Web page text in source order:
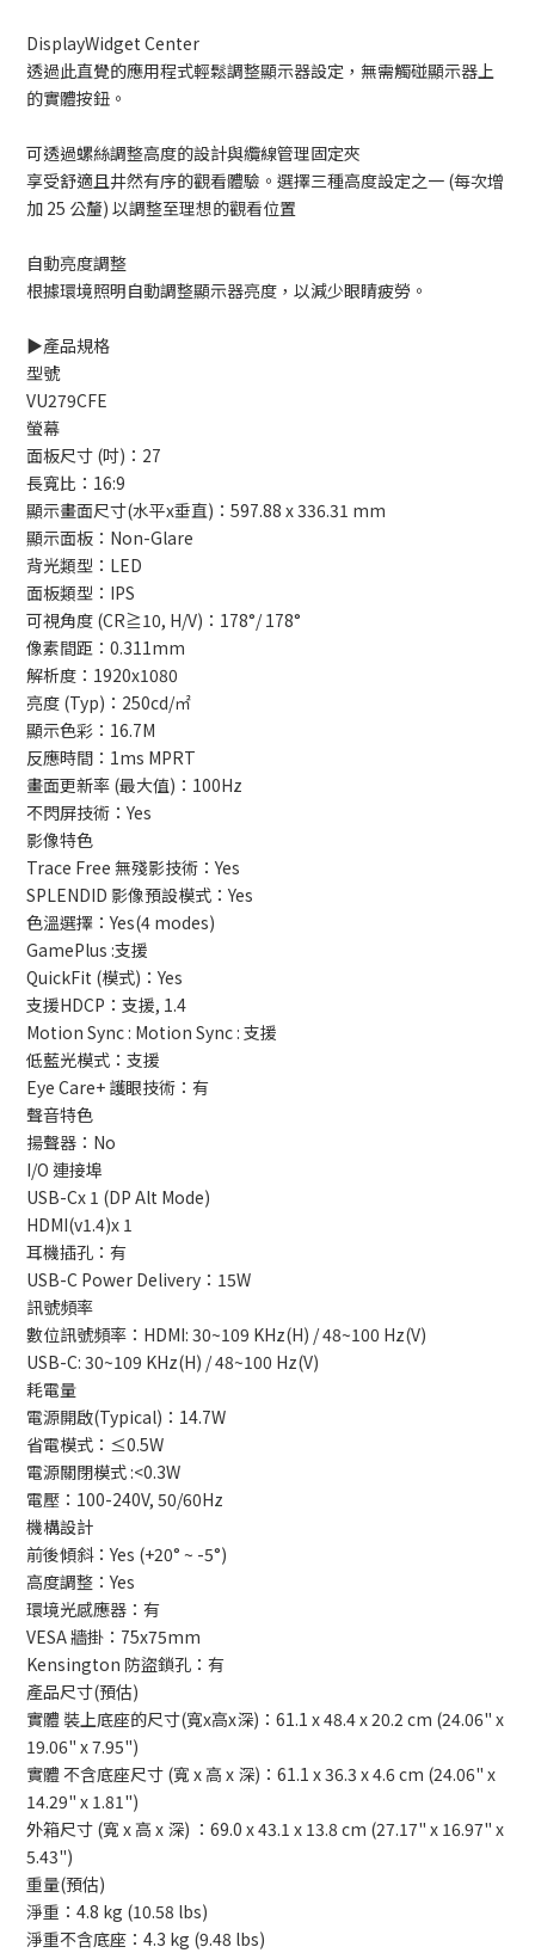
DisplayWidget Center
透過此直覺的應用程式輕鬆調整顯示器設定，無需觸碰顯示器上
的實體按鈕。
可透過螺絲調整高度的設計與纜線管理固定夾
享受舒適且井然有序的觀看體驗。選擇三種高度設定之一 (每次增
加 25 公釐) 以調整至理想的觀看位置
自動亮度調整
根據環境照明自動調整顯示器亮度，以減少眼睛疲勞。
▶️產品規格
型號
VU279CFE
螢幕
面板尺寸 (吋)：27
長寬比：16:9
顯示畫面尺寸(水平x垂直)：597.88 x 336.31 mm
顯示面板：Non-Glare
背光類型：LED
面板類型：IPS
可視角度 (CR≧10, H/V)：178°/ 178°
像素間距：0.311mm
解析度：1920x1080
亮度 (Typ)：250cd/㎡
顯示色彩：16.7M
反應時間：1ms MPRT
畫面更新率 (最大值)：100Hz
不閃屏技術：Yes
影像特色
Trace Free 無殘影技術：Yes
SPLENDID 影像預設模式：Yes
色溫選擇：Yes(4 modes)
GamePlus :支援
QuickFit (模式)：Yes
支援HDCP：支援, 1.4
Motion Sync : Motion Sync : 支援
低藍光模式：支援
Eye Care+ 護眼技術：有
聲音特色
揚聲器：No
I/O 連接埠
USB-Cx 1 (DP Alt Mode)
HDMI(v1.4)x 1
耳機插孔：有
USB-C Power Delivery：15W
訊號頻率
數位訊號頻率：HDMI: 30~109 KHz(H) / 48~100 Hz(V)
USB-C: 30~109 KHz(H) / 48~100 Hz(V)
耗電量
電源開啟(Typical)：14.7W
省電模式：≤0.5W
電源關閉模式 :<0.3W
電壓：100-240V, 50/60Hz
機構設計
前後傾斜：Yes (+20° ~ -5°)
高度調整：Yes
環境光感應器：有
VESA 牆掛：75x75mm
Kensington 防盜鎖孔：有
產品尺寸(預估)
實體 裝上底座的尺寸(寬x高x深)：61.1 x 48.4 x 20.2 cm (24.06" x
19.06" x 7.95")
實體 不含底座尺寸 (寬 x 高 x 深)：61.1 x 36.3 x 4.6 cm (24.06" x
14.29" x 1.81")
外箱尺寸 (寬 x 高 x 深) ：69.0 x 43.1 x 13.8 cm (27.17" x 16.97" x
5.43")
重量(預估)
淨重：4.8 kg (10.58 lbs)
淨重不含底座：4.3 kg (9.48 lbs)